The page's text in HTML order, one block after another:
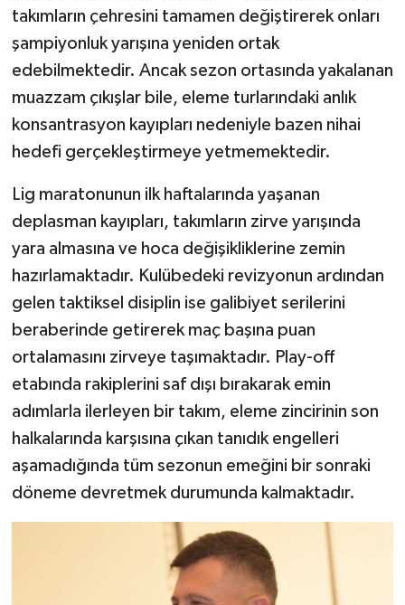
takımların çehresini tamamen değiştirerek onları
şampiyonluk yarışına yeniden ortak
edebilmektedir. Ancak sezon ortasında yakalanan
muazzam çıkışlar bile, eleme turlarındaki anlık
konsantrasyon kayıpları nedeniyle bazen nihai
hedefi gerçekleştirmeye yetmemektedir.
Lig maratonunun ilk haftalarında yaşanan
deplasman kayıpları, takımların zirve yarışında
yara almasına ve hoca değişikliklerine zemin
hazırlamaktadır. Kulübedeki revizyonun ardından
gelen taktiksel disiplin ise galibiyet serilerini
beraberinde getirerek maç başına puan
ortalamasını zirveye taşımaktadır. Play-off
etabında rakiplerini saf dışı bırakarak emin
adımlarla ilerleyen bir takım, eleme zincirinin son
halkalarında karşısına çıkan tanıdık engelleri
aşamadığında tüm sezonun emeğini bir sonraki
döneme devretmek durumunda kalmaktadır.